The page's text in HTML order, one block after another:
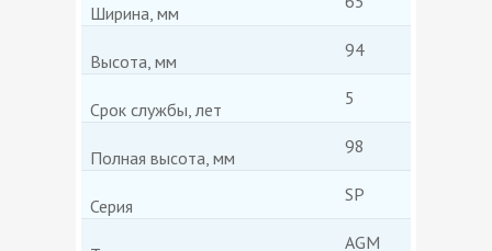
Ширина, мм
Высота, мм
94
Срок службы, лет
5
Полная высота, мм
98
Серия
SP
AGM